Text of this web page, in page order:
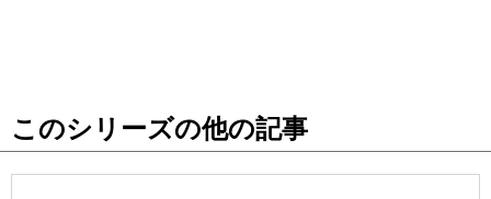
このシリーズの他の記事